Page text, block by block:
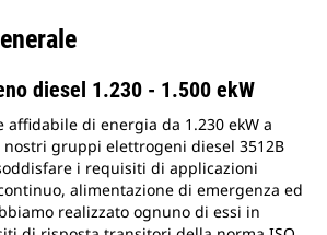
diesel 1.230 - 1.500 ekW
affidabile di energia da 1.230 ekW a
nostri gruppi elettrogeni diesel 3512B
i requisiti di applicazioni
alimentazione di emergenza ed
realizzato ognuno di essi in